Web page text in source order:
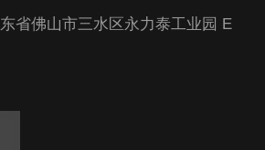
省佛山市三水区永力泰工业园 E